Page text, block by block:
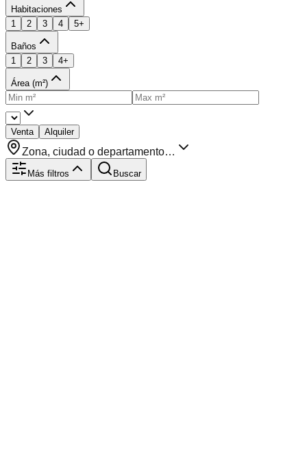
Habitaciones
1
2 3 4 5+
Baños
1
2 3 4+
Área (m²)
Venta Alquiler
Zona, ciudad o departamento…
Más filtros Buscar